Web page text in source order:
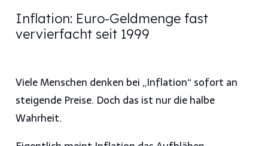
Inflation: Euro-Geldmenge fast
vervierfacht seit 1999
Viele Menschen denken bei „Inflation“ sofort an
steigende Preise. Doch das ist nur die halbe
Wahrheit.